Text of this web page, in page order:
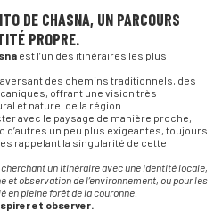
DE CHASNA, UN PARCOURS
PROPRE.
est l’un des itinéraires les plus
des chemins traditionnels, des
offrant une vision très
et naturel de la région.
avec le paysage de manière proche,
un peu plus exigeantes, toujours
rappelant la singularité de cette
un itinéraire avec une identité locale,
et observation de l’environnement, ou pour les
pleine forêt de la couronne.
et observer.